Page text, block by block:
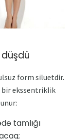
form siluetdir.
bir ekssentriklik
tamlığı